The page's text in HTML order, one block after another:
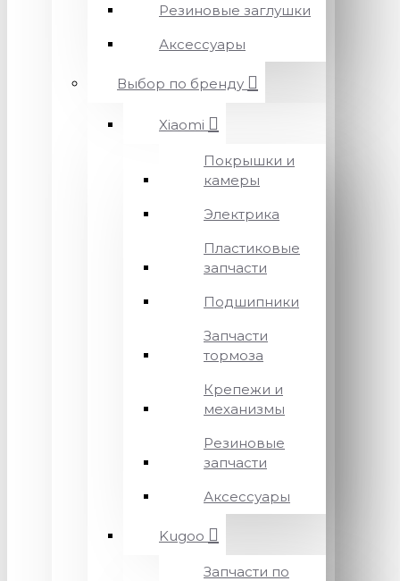
Резиновые заглушки
Аксессуары
Выбор по бренду
Xiaomi
Покрышки и
камеры
Электрика
Пластиковые
запчасти
Подшипники
Запчасти
тормоза
Крепежи и
механизмы
Резиновые
запчасти
Аксессуары
Kugoo
Запчасти по